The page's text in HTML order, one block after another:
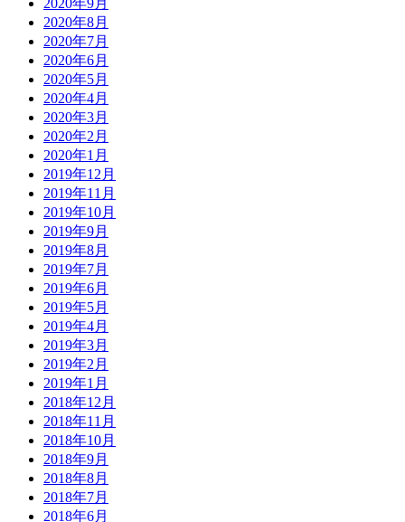
2020年9月
2020年8月
2020年7月
2020年6月
2020年5月
2020年4月
2020年3月
2020年2月
2020年1月
2019年12月
2019年11月
2019年10月
2019年9月
2019年8月
2019年7月
2019年6月
2019年5月
2019年4月
2019年3月
2019年2月
2019年1月
2018年12月
2018年11月
2018年10月
2018年9月
2018年8月
2018年7月
2018年6月